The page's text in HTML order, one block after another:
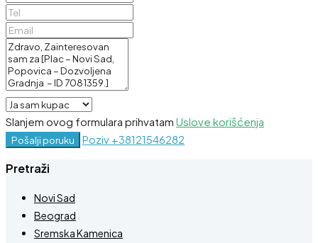
Slanjem ovog formulara prihvatam Uslove korišćenja
Pošalji poruku Poziv +38121546282
Pretraži
Novi Sad
Beograd
Sremska Kamenica